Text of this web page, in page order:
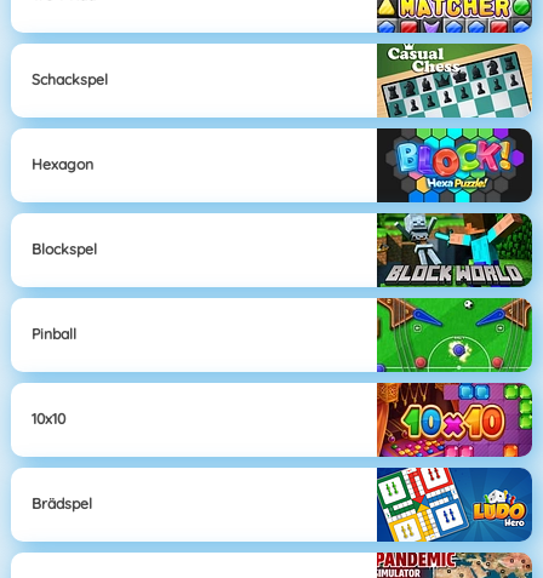
Schackspel
Hexagon
Blockspel
Pinball
10x10
Brädspel